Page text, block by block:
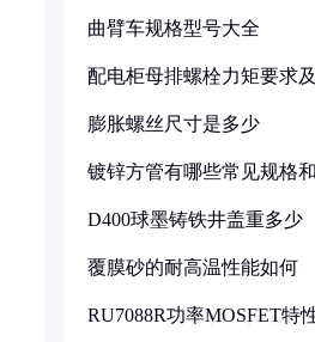
曲臂车规格型号大全
配电柜母排螺栓力矩要求
膨胀螺丝尺寸是多少
镀锌方管有哪些常见规格
D400球墨铸铁井盖重多少
覆膜砂的耐高温性能如何
RU7088R功率MOSFET特